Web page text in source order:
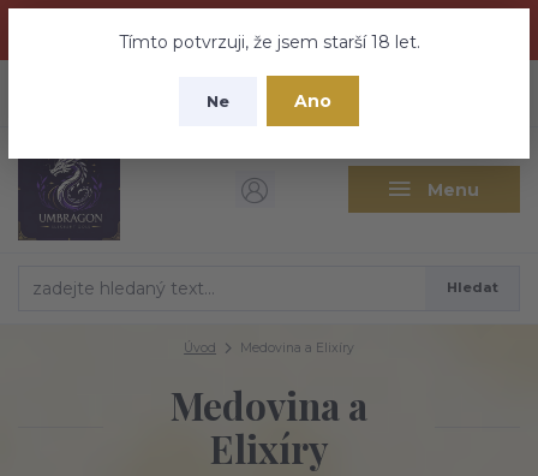
nebuďte vyděšeni zde najdete vše a ještě mnohem víc
Tímto potvrzuji, že jsem starší 18 let.
Ne Ano
Menu
CZK
Hledat
Úvod Medovina a Elixíry
Medovina a
Elixíry